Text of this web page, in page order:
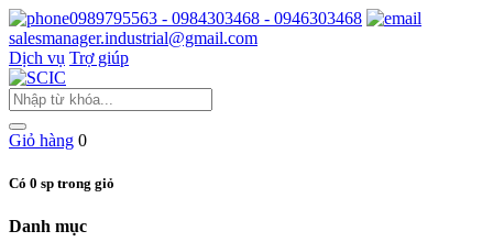
0989795563 - 0984303468 - 0946303468
salesmanager.industrial@gmail.com
Dịch vụ Trợ giúp
Giỏ hàng 0
Có 0 sp trong giỏ
Danh mục